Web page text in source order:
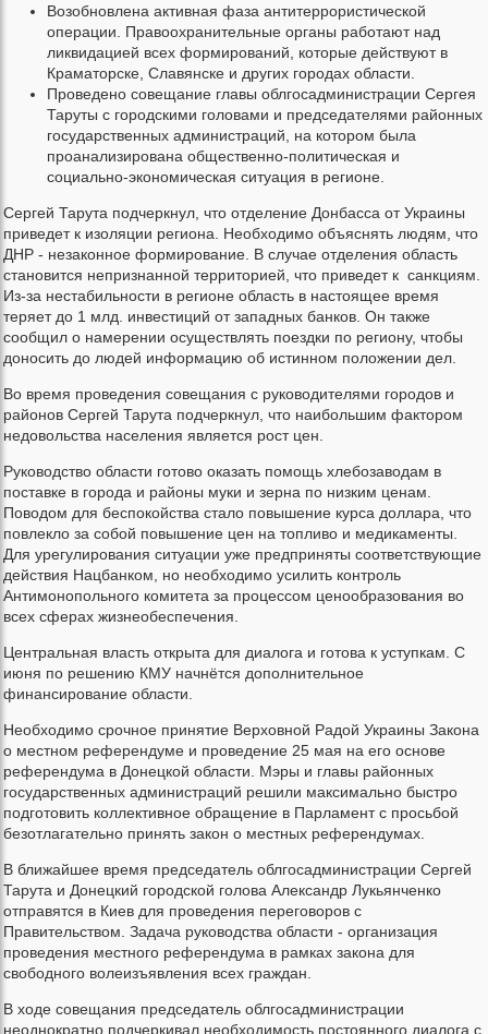
Возобновлена активная фаза антитеррористической
операции. Правоохранительные органы работают над
ликвидацией всех формирований, которые действуют в
Краматорске, Славянске и других городах области.
Проведено совещание главы облгосадминистрации Сергея
Таруты с городскими головами и председателями районных
государственных администраций, на котором была
проанализирована общественно-политическая и
социально-экономическая ситуация в регионе.
Сергей Тарута подчеркнул, что отделение Донбасса от Украины
приведет к изоляции региона. Необходимо объяснять людям, что
ДНР - незаконное формирование. В случае отделения область
становится непризнанной территорией, что приведет к санкциям.
Из-за нестабильности в регионе область в настоящее время
теряет до 1 млд. инвестиций от западных банков. Он также
сообщил о намерении осуществлять поездки по региону, чтобы
доносить до людей информацию об истинном положении дел.
Во время проведения совещания с руководителями городов и
районов Сергей Тарута подчеркнул, что наибольшим фактором
недовольства населения является рост цен.
Руководство области готово оказать помощь хлебозаводам в
поставке в города и районы муки и зерна по низким ценам.
Поводом для беспокойства стало повышение курса доллара, что
повлекло за собой повышение цен на топливо и медикаменты.
Для урегулирования ситуации уже предприняты соответствующие
действия Нацбанком, но необходимо усилить контроль
Антимонопольного комитета за процессом ценообразования во
всех сферах жизнеобеспечения.
Центральная власть открыта для диалога и готова к уступкам. С
июня по решению КМУ начнётся дополнительное
финансирование области.
Необходимо срочное принятие Верховной Радой Украины Закона
о местном референдуме и проведение 25 мая на его основе
референдума в Донецкой области. Мэры и главы районных
государственных администраций решили максимально быстро
подготовить коллективное обращение в Парламент с просьбой
безотлагательно принять закон о местных референдумах.
В ближайшее время председатель облгосадминистрации Сергей
Тарута и Донецкий городской голова Александр Лукьянченко
отправятся в Киев для проведения переговоров с
Правительством. Задача руководства области - организация
проведения местного референдума в рамках закона для
свободного волеизъявления всех граждан.
В ходе совещания председатель облгосадминистрации
неоднократно подчеркивал необходимость постоянного диалога с